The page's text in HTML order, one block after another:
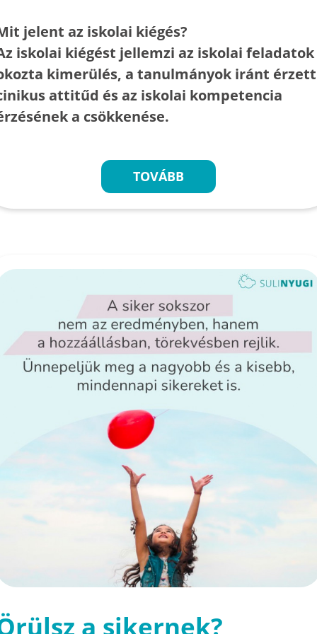
jelent az iskolai kiégés?
iskolai kiégést jellemzi az iskolai feladatok
kimerülés, a tanulmányok iránt érzett
attitűd és az iskolai kompetencia
a csökkenése.
TOVÁBB
a sikernek?